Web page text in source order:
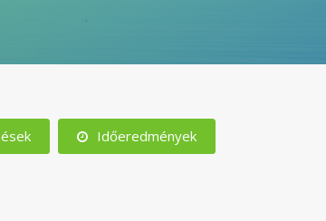
Időeredmények